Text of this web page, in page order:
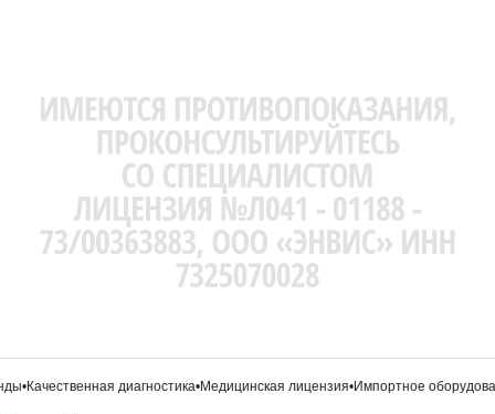
•Качественная диагностика•Медицинская лицензия•Импортное